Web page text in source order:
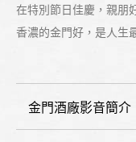
在特別節日佳慶，親朋
香濃的金門好，是人生
金門酒廠影音簡介